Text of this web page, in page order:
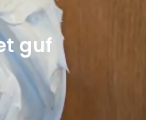
guf